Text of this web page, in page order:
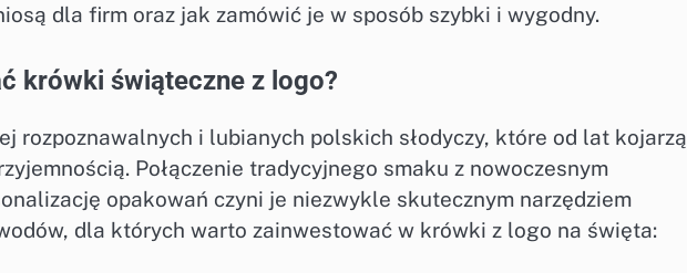
dla firm oraz jak zamówić je w sposób szybki i wygodny.
krówki świąteczne z logo?
rozpoznawalnych i lubianych polskich słodyczy, które od lat kojarzą
Połączenie tradycyjnego smaku z nowoczesnym
opakowań czyni je niezwykle skutecznym narzędziem
dla których warto zainwestować w krówki z logo na święta: